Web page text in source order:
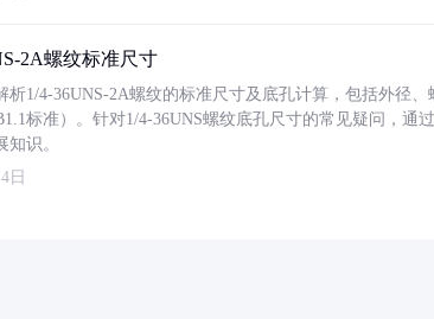
2A螺纹标准尺寸
析1/4-36UNS-2A螺纹的标准尺寸及底孔计算，包括外径
标准）。针对1/4-36UNS螺纹底孔尺寸的常见疑问，
知识。
日